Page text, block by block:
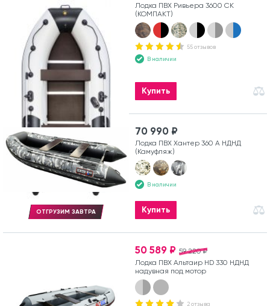
Лодка ПВХ Ривьера 3600 СК
(КОМПАКТ)
55 отзывов
В наличии
Купить
ОТГРУЗИМ ЗАВТРА
70 990 ₽
Лодка ПВХ Хантер 360 А НДНД
(Камуфляж)
В наличии
Купить
59 220 ₽
50 589 ₽
Лодка ПВХ Альтаир HD 330 НДНД
надувная под мотор
2 отзыва